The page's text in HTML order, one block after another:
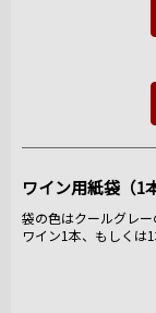
ワイン用紙袋（1
袋の色はクールグレー
ワイン1本、もしくは